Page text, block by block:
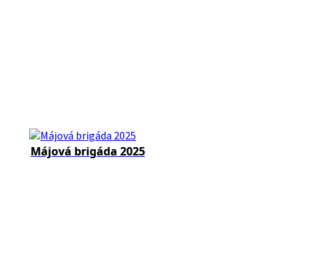
Májová brigáda 2025